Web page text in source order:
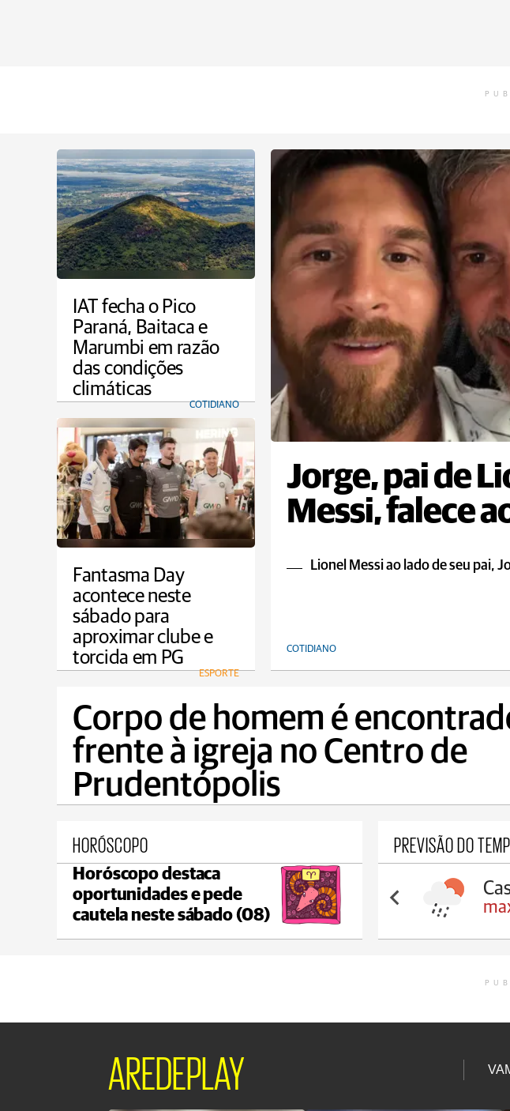
IAT fecha o Pico
Paraná, Baitaca e
Marumbi em razão
das condições
climáticas
COTIDIANO
Jorge, pai de
Messi, falece
Lionel Messi ao lado de seu pai,
COTIDIANO
Fantasma Day
acontece neste
sábado para
aproximar clube e
torcida em PG
ESPORTE
Corpo de homem é
frente à igreja no Centro de
Prudentópolis
HORÓSCOPO
Horóscopo destaca
oportunidades e pede
cautela neste sábado (08)
PREVISÃO DO
Ponta Grossa
max 20°C min 18°C
AREDEPLAY